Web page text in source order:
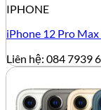
IPHONE
iPhone 12 Pro
Liên hệ: 084 7939